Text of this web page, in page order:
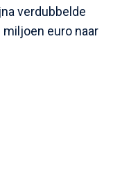
verdubbelde
euro naar